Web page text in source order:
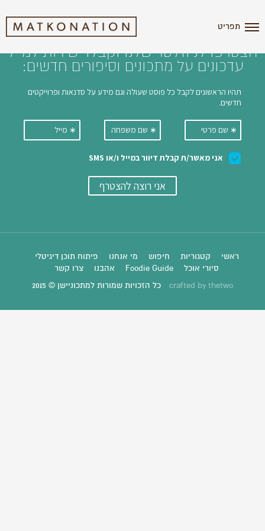
תפריט
הצטרפו לניוזלטר שלנו וקבלו ישירות למייל
עדכונים על מתכונים וסיפורים חדשים:
ראשי קטגוריות חיפוש מי אנחנו
פיתוח תוכן דיגיטלי
סיורי אוכל
Foodie Guide אהבנו צרו קשר
crafted by thetwo כל הזכויות שמורות למתכוניישן © 2015